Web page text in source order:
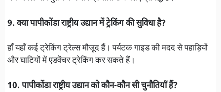
9. क्या पापीकोंडा राष्ट्रीय उद्यान में ट्रेकिंग की सुविधा है?
हाँ यहाँ कई ट्रेकिंग ट्रेल्स मौजूद हैं। पर्यटक गाइड की मदद से पहाड़ियों
और घाटियों में एडवेंचर ट्रेकिंग कर सकते हैं।
10. पापीकोंडा राष्ट्रीय उद्यान को कौन-कौन सी चुनौतियाँ हैं?